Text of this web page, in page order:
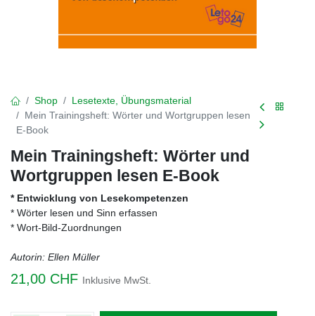
Shop
Lesetexte, Übungsmaterial
Mein Trainingsheft: Wörter und Wortgruppen lesen
E-Book
Mein Trainingsheft: Wörter und
Wortgruppen lesen E-Book
* Entwicklung von Lesekompetenzen
* Wörter lesen und Sinn erfassen
* Wort-Bild-Zuordnungen
Autorin: Ellen Müller
21,00 CHF Inklusive MwSt.